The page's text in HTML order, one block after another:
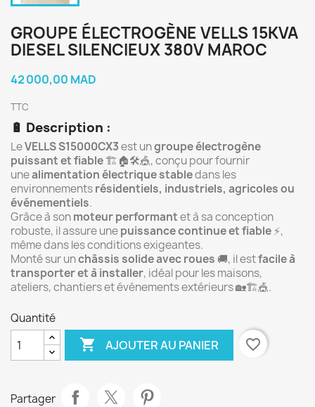
GROUPE ÉLECTROGÈNE VELLS 15KVA
DIESEL SILENCIEUX 380V MAROC
42 000,00 MAD
TTC
🔋 Description :
LeVELLS S15000CX3est ungroupe électrogène
puissant et fiable🏗️🏠🛠️🎪, conçu pour fournir
unealimentation électrique stabledans les
environnementsrésidentiels, industriels, agricoles ou
événementiels.
Grâce à sonmoteur performantet à sa conception
robuste, il assure unepuissance continue et fiable⚡,
même dans les conditions exigeantes.
Monté sur unchâssis solide avec roues 🚚, il estfacile à
transporter et à installer, idéal pour les maisons,
ateliers, chantiers et événements extérieurs 🏡🏗️🎪.
Quantité
 AJOUTER AU PANIER favorite_border
Partager